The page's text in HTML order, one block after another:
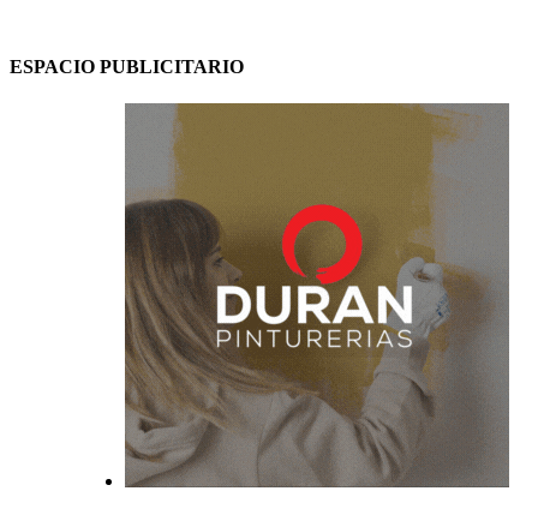
ESPACIO PUBLICITARIO